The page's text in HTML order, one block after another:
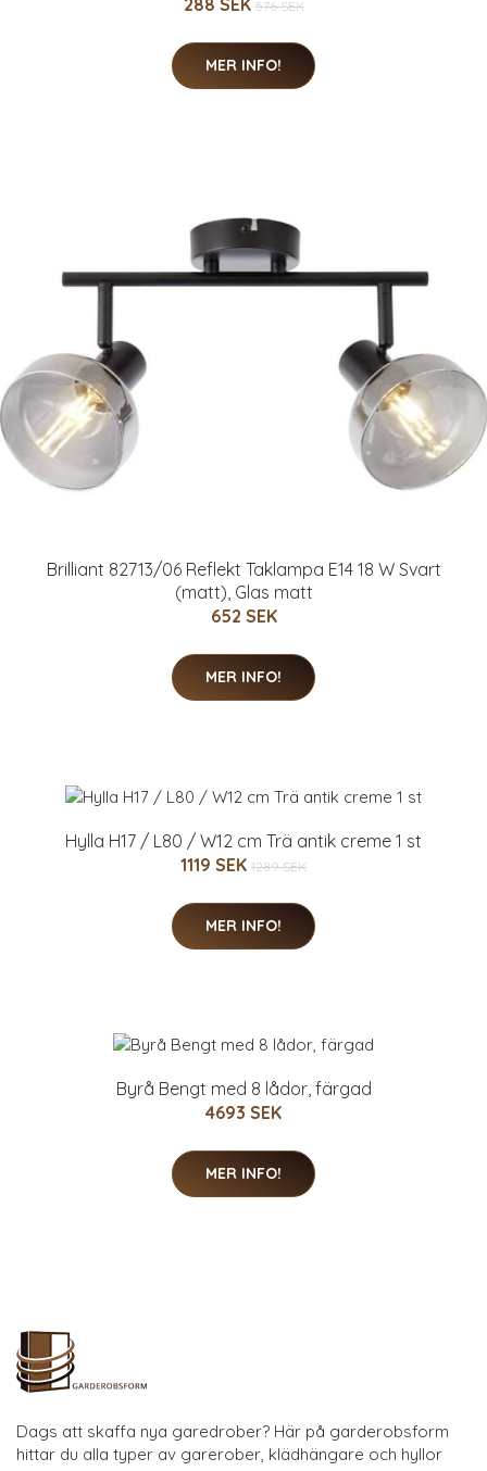
576 SEK
MER INFO!
Brilliant 82713/06 Reflekt Taklampa E14 18 W Svart
(matt), Glas matt
652 SEK
MER INFO!
Hylla H17 / L80 / W12 cm Trä antik creme 1 st
1119 SEK 1289 SEK
MER INFO!
Byrå Bengt med 8 lådor, färgad
4693 SEK
MER INFO!
Dags att skaffa nya garedrober? Här på garderobsform
hittar du alla typer av garerober, klädhängare och hyllor